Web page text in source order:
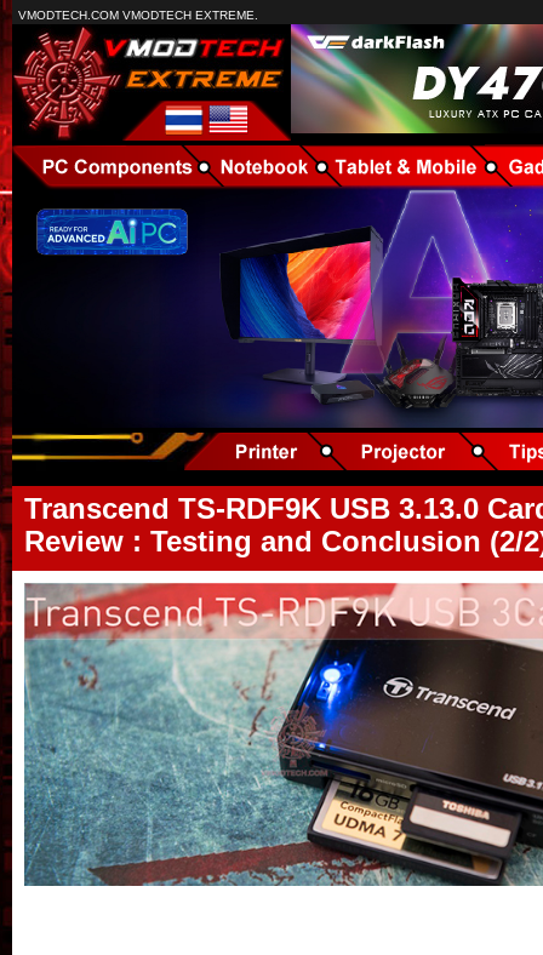
VMODTECH.COM VMODTECH EXTREME.
Transcend TS-RDF9K USB 3.13.0
Review : Testing and Conclusion (2/